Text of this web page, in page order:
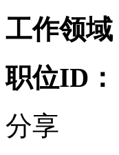
工作领域
职位ID：
分享